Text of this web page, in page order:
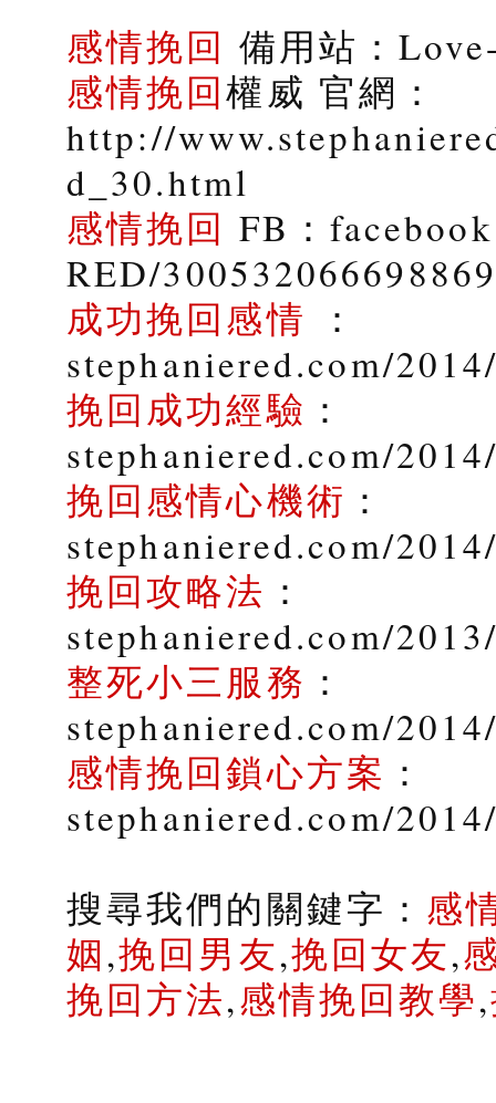
感情挽回 備用站：
感情挽回權威 官網：
http://
d_30.html
感情挽回 FB：
RED/300532066698869
成功挽回感情 ：
stephaniered.com/
挽回成功經驗 ：
stephaniered.com/
挽回感情心機術 ：
stephaniered.com/
挽回攻略法 ：
stephaniered.com/
整死小三服務 ：
stephaniered.com/
感情挽回鎖心方案 ：
stephaniered.com/
搜尋我們的關鍵字： 感
姻,挽回男友,挽回女友,
挽回方法,感情挽回教學,